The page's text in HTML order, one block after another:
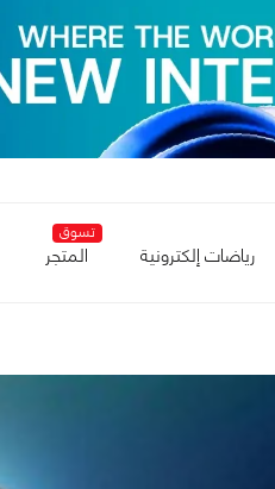
رياضات إلكترونية
تسوق
المتجر